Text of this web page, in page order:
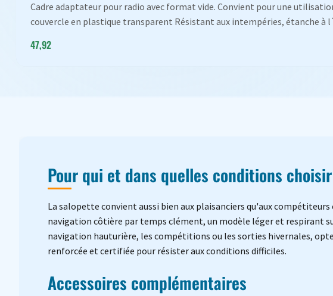
Cadre adaptateur pour radio avec format vide. Convient pour une
couvercle en plastique transparent Résistant aux intempéries, étanche
47,92
Pour qui et dans quelles conditions
La salopette convient aussi bien aux plaisanciers qu'aux
navigation côtière par temps clément, un modèle léger et respirant
navigation hauturière, les compétitions ou les sorties hivernales,
renforcée et certifiée pour résister aux conditions difficiles.
Accessoires complémentaires